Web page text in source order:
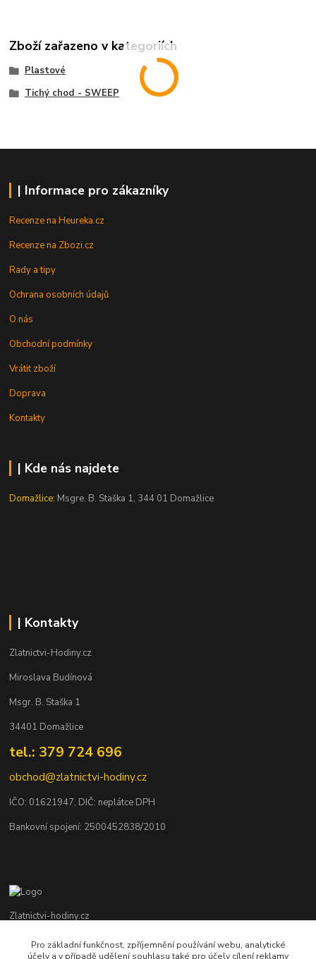
Zboží zařazeno v kategoriích
Plastové
Tichý chod - SWEEP
| Informace pro zákazníky
Recenze na Heureka.cz
Recenze na Zbozi.cz
Rady a tipy
Ochrana osobních údajů
O nás
Obchodní podmínky
Vrátit zboží
Doprava
Kontakty
| Kde nás najdete
Domažlice: Msgre. B. Staška 1, 344 01 Domažlice
| Kontakty
Zlatnictvi-Hodiny.cz
Miroslava Budínová
Msgr. B. Staška 1
34401 Domažlice
tel.: 379 724 696
obchod@zlatnictvi-hodiny.cz
IČO: 01621947, DIČ: neplátce DPH
Bankovní spojení: 2500452838/2010
Zlatnictvi-hodiny.cz
+420 379 492 545
Pro základní funkčnost, zpříjemnění používání webu, analytické
účely a v případě udělení souhlasu také pro účely cílení reklamy